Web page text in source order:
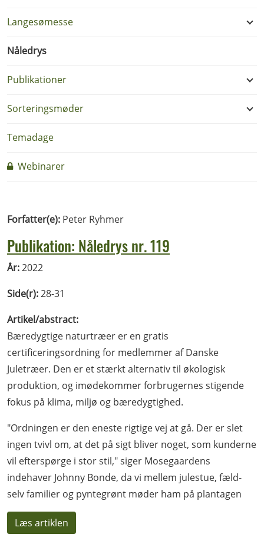
Langesømesse
Nåledrys
Publikationer
Sorteringsmøder
Temadage
Webinarer
Forfatter(e): Peter Ryhmer
Publikation: Nåledrys nr. 119
År:2022
Side(r):28-31
Artikel/abstract:
Bæredygtige naturtræer er en gratis
certificeringsordning for medlemmer af Danske
Juletræer. Den er et stærkt alternativ til økologisk
produktion, og imødekommer forbrugernes stigende
fokus på klima, miljø og bæredygtighed.
"Ordningen er den eneste rigtige vej at gå. Der er slet
ingen tvivl om, at det på sigt bliver noget, som kunderne
vil efterspørge i stor stil," siger Mosegaardens
indehaver Johnny Bonde, da vi mellem julestue, fæld-
selv familier og pyntegrønt møder ham på plantagen
Læs artiklen